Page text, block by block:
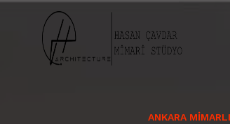
ANKARA